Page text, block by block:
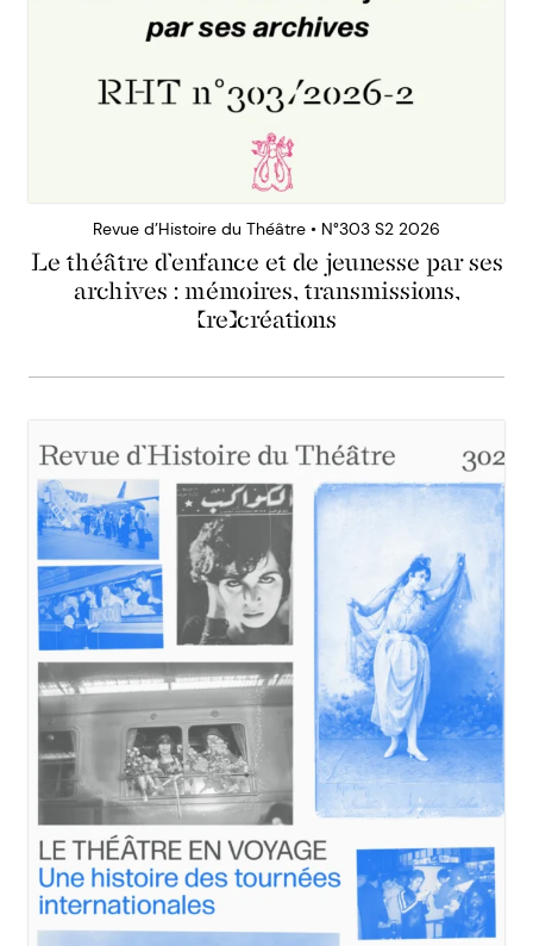
Revue d’Histoire du Théâtre • N°303 S2 2026
Le théâtre d’enfance et de jeunesse par ses
archives : mémoires, transmissions,
(re)créations